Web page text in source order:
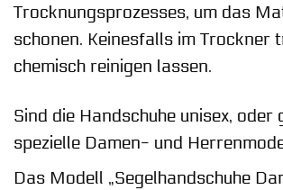
Trocknungsprozesses, um das
schonen. Keinesfalls im Trockner
chemisch reinigen lassen.
Sind die Handschuhe unisex, oder
spezielle Damen- und
Das Modell „Segelhandschuhe